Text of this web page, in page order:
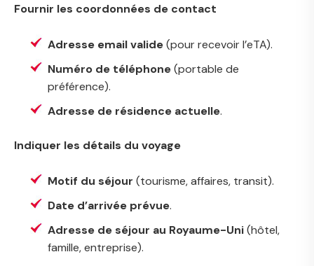
Fournir les coordonnées de contact
Adresse email valide(pour recevoir l’eTA).
Numéro de téléphone(portable de
préférence).
Adresse de résidence actuelle.
Indiquer les détails du voyage
Motif du séjour (tourisme, affaires, transit).
Date d’arrivée prévue.
Adresse de séjour au Royaume-Uni(hôtel,
famille, entreprise).